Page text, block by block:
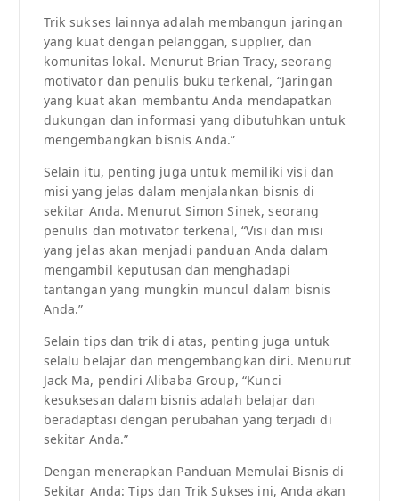
Trik sukses lainnya adalah membangun jaringan
yang kuat dengan pelanggan, supplier, dan
komunitas lokal. Menurut Brian Tracy, seorang
motivator dan penulis buku terkenal, “Jaringan
yang kuat akan membantu Anda mendapatkan
dukungan dan informasi yang dibutuhkan untuk
mengembangkan bisnis Anda.”
Selain itu, penting juga untuk memiliki visi dan
misi yang jelas dalam menjalankan bisnis di
sekitar Anda. Menurut Simon Sinek, seorang
penulis dan motivator terkenal, “Visi dan misi
yang jelas akan menjadi panduan Anda dalam
mengambil keputusan dan menghadapi
tantangan yang mungkin muncul dalam bisnis
Anda.”
Selain tips dan trik di atas, penting juga untuk
selalu belajar dan mengembangkan diri. Menurut
Jack Ma, pendiri Alibaba Group, “Kunci
kesuksesan dalam bisnis adalah belajar dan
beradaptasi dengan perubahan yang terjadi di
sekitar Anda.”
Dengan menerapkan Panduan Memulai Bisnis di
Sekitar Anda: Tips dan Trik Sukses ini, Anda akan